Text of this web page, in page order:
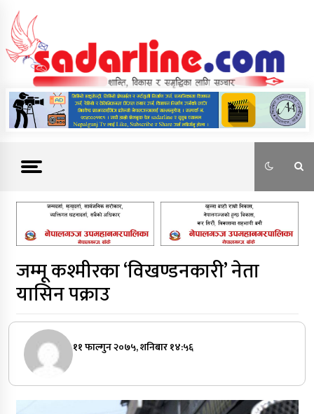
content
News For Nepal
जम्मू कश्मीरका ‘विखण्डनकारी’ नेता
यासिन पक्राउ
११ फाल्गुन २०७५, शनिबार १४:५६